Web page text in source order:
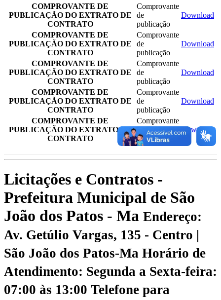
COMPROVANTE DE
PUBLICAÇÃO DO EXTRATO DE
CONTRATO
Comprovante
de
publicação
Download
COMPROVANTE DE
PUBLICAÇÃO DO EXTRATO DE
CONTRATO
Comprovante
de
publicação
Download
COMPROVANTE DE
PUBLICAÇÃO DO EXTRATO DE
CONTRATO
Comprovante
de
publicação
Download
COMPROVANTE DE
PUBLICAÇÃO DO EXTRATO DE
CONTRATO
Comprovante
de
publicação
Download
COMPROVANTE DE
PUBLICAÇÃO DO EXTRATO DE
CONTRATO
Comprovante
publicação
Download
Licitações e Contratos -
Prefeitura Municipal de São
João dos Patos - Ma Endereço:
Av. Getúlio Vargas, 135 - Centro |
São João dos Patos-Ma Horário de
Atendimento: Segunda a Sexta-feira:
07:00 às 13:00 Telefone para